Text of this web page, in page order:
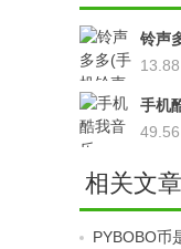
铃声
声软
手机
相关文章
PYBOBO币